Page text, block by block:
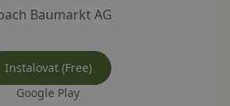
Baumarkt AG
Instalovat (Free)
Google Play